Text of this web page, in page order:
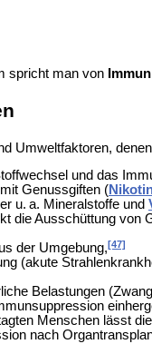
spricht man von
Umweltfaktoren,
und das
Genussgiften (
u. a. Mineralstoffe und
die Ausschüttung von
der Umgebung,[47]
(akute
Belastungen
Menschen lässt
nach